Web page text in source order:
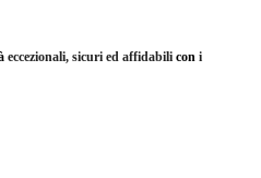
eccezionali, sicuri ed affidabili con i